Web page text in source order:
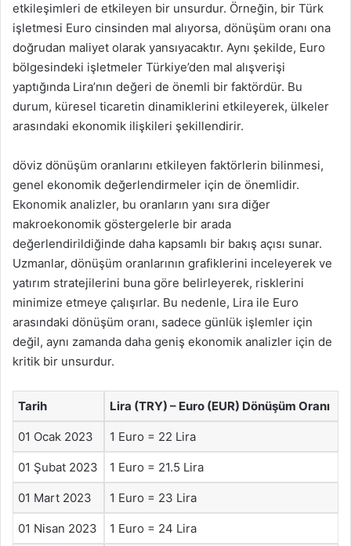
etkileşimleri de etkileyen bir unsurdur. Örneğin, bir Türk
işletmesi Euro cinsinden mal alıyorsa, dönüşüm oranı ona
doğrudan maliyet olarak yansıyacaktır. Aynı şekilde, Euro
bölgesindeki işletmeler Türkiye’den mal alışverişi
yaptığında Lira’nın değeri de önemli bir faktördür. Bu
durum, küresel ticaretin dinamiklerini etkileyerek, ülkeler
arasındaki ekonomik ilişkileri şekillendirir.
döviz dönüşüm oranlarını etkileyen faktörlerin bilinmesi,
genel ekonomik değerlendirmeler için de önemlidir.
Ekonomik analizler, bu oranların yanı sıra diğer
makroekonomik göstergelerle bir arada
değerlendirildiğinde daha kapsamlı bir bakış açısı sunar.
Uzmanlar, dönüşüm oranlarının grafiklerini inceleyerek ve
yatırım stratejilerini buna göre belirleyerek, risklerini
minimize etmeye çalışırlar. Bu nedenle, Lira ile Euro
arasındaki dönüşüm oranı, sadece günlük işlemler için
değil, aynı zamanda daha geniş ekonomik analizler için de
kritik bir unsurdur.
Tarih Lira (TRY) – Euro (EUR) Dönüşüm Oranı
01 Ocak 2023 1 Euro = 22 Lira
01 Şubat 2023 1 Euro = 21.5 Lira
01 Mart 2023 1 Euro = 23 Lira
01 Nisan 2023 1 Euro = 24 Lira